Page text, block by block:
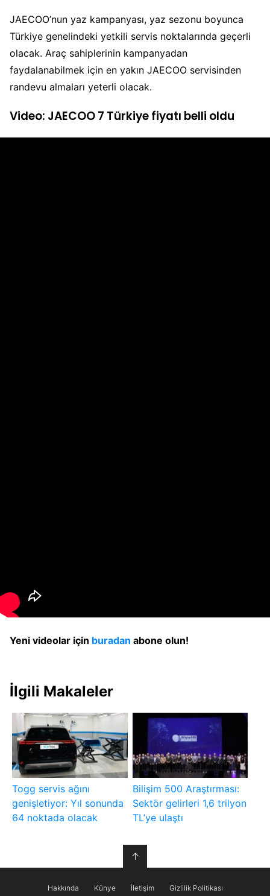
JAECOO’nun yaz kampanyası, yaz sezonu boyunca
Türkiye genelindeki yetkili servis noktalarında geçerli
olacak. Araç sahiplerinin kampanyadan
faydalanabilmek için en yakın JAECOO servisinden
randevu almaları yeterli olacak.
Video: JAECOO 7 Türkiye fiyatı belli oldu
Yeni videolar için buradan abone olun!
İlgili Makaleler
Togg servis ağını
genişletiyor: Yıl sonunda
64 noktada olacak
Bilişim 500 Araştırması:
Sektör gelirleri 1,6 trilyon
TL’ye ulaştı
↑
Hakkında Künye İletişim Gizlilik Politikası